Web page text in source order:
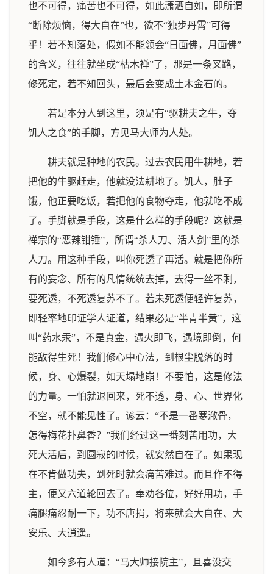
也不可得，痛苦也不可得，如此潇洒自如，即所谓
“断除烦恼，得大自在”也，欲不“独步丹霄”可得
乎！若不知落处，假如不能领会“日面佛，月面佛”
的含义，往往就坐成“枯木禅”了，那是一条叉路，
修死定，若不知回头，最后会变成土木金石的。
若是本分人到这里，须是有“驱耕夫之牛，夺
饥人之食”的手脚，方见马大师为人处。
耕夫就是种地的农民。过去农民用牛耕地，若
把他的牛驱赶走，他就没法耕地了。饥人，肚子
饿，他正要吃饭，若把他的食物夺走，他就吃不成
了。手脚就是手段，这是什么样的手段呢？这就是
禅宗的“恶辣钳锤”，所谓“杀人刀、活人剑”里的杀
人刀。用这种手段，叫你死透了再活。就是把你所
有的妄念、所有的凡情统统去掉，去得一丝不剩，
要死透，不死透复苏不了。若未死透便轻许复苏，
即轻率地印证学人证道，结果必是“半青半黄”，这
叫“药水汞”，不是真金，遇火即飞，遇境即倒，何
能敌得生死！我们修心中心法，到根尘脱落的时
候，身、心爆裂，如天塌地崩！不要怕，这是修法
的力量。一怕就退回来，死不透，身、心、世界化
不空，就不能见性了。谚云：“不是一番寒澈骨，
怎得梅花扑鼻香？”我们经过这一番刻苦用功，大
死大活后，到圆寂的时候，就安然自在了。如果现
在不肯做功夫，到死时就会痛苦难过。而且作不得
主，便又六道轮回去了。奉劝各位，好好用功，手
痛腿痛忍耐一下，功不唐捐，将来就会大自在、大
安乐、大逍遥。
如今多有人道：“马大师接院主”，且喜没交